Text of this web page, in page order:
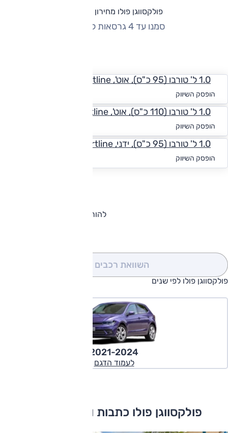
פולקסווגן פולו מחירון וגרסאות
סמנו עד 4 גרסאות להשוואה
1.0 ל' טורבו (95 כ"ס), אוט', Comfortline
הופסק השיווק
1.0 ל' טורבו (110 כ"ס), אוט', Comfortline
הופסק השיווק
1.0 ל' טורבו (95 כ"ס), ידני, Comfortline
הופסק השיווק
להורדת קטלוג פולקסווגן פולו
השוואת רכבים
פולקסווגן פולו לפי שנים
2021-2024
לעמוד הדגם
פולקסווגן פולו כתבות ומבחני דרכים